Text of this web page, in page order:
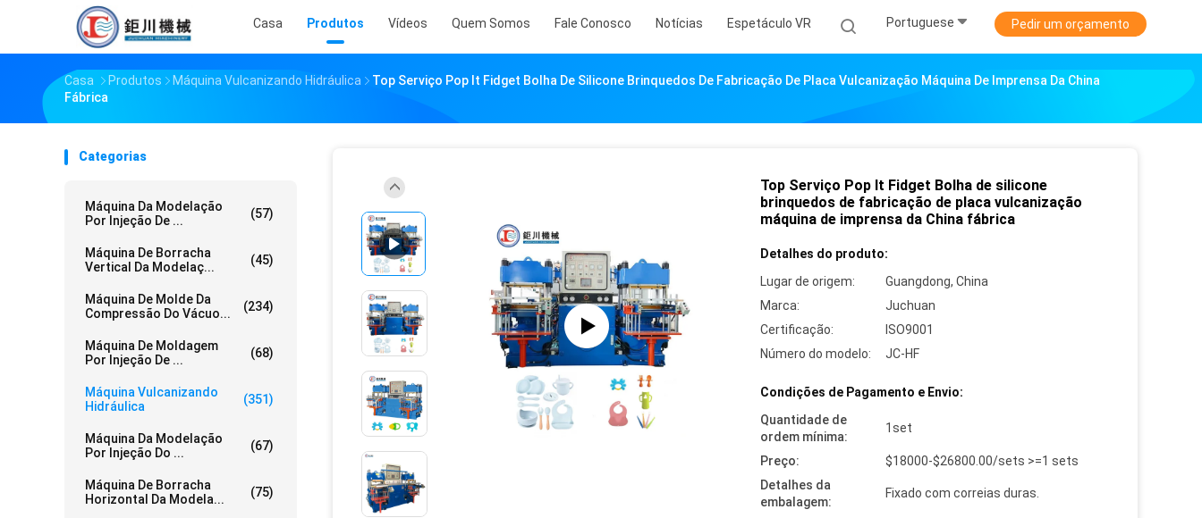
Casa Produtos Vídeos Quem Somos Fale Conosco Notícias Espetáculo VR Portuguese Pedir um orçamento
Casa Produtos Máquina Vulcanizando Hidráulica
Top Serviço Pop It Fidget Bolha De Silicone Brinquedos De Fabricação De Placa Vulcanização Máquina De Imprensa Da China
Fábrica
Categorias
Máquina Da Modelação
Por Injeção De ...
(57)
Máquina De Borracha
Vertical Da Modelaç...
(45)
Máquina De Molde Da
Compressão Do Vácuo...
(234)
Máquina De Moldagem
Por Injeção De ...
(68)
Máquina Vulcanizando
Hidráulica
(351)
Máquina Da Modelação
Por Injeção Do ...
(67)
Máquina De Borracha
Horizontal Da Modela...
(75)
Top Serviço Pop It Fidget Bolha de silicone
brinquedos de fabricação de placa vulcanização
máquina de imprensa da China fábrica
Detalhes do produto:
Lugar de origem:
Guangdong, China
Marca:
Juchuan
Certificação:
ISO9001
Número do modelo:
JC-HF
Condições de Pagamento e Envio:
Quantidade de
ordem mínima:
1set
Preço:
$18000-$26800.00/sets >=1 sets
Detalhes da
embalagem:
Fixado com correias duras.